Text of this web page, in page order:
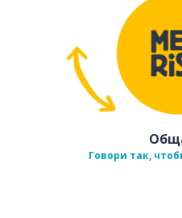
Говори так,